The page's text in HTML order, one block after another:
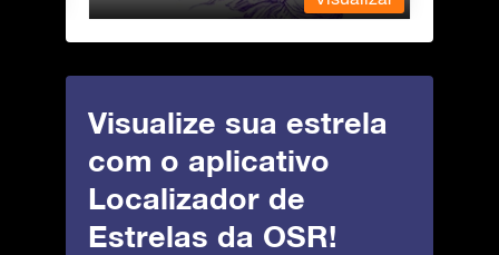
Visualize sua estrela
com o aplicativo
Localizador de
Estrelas da OSR!